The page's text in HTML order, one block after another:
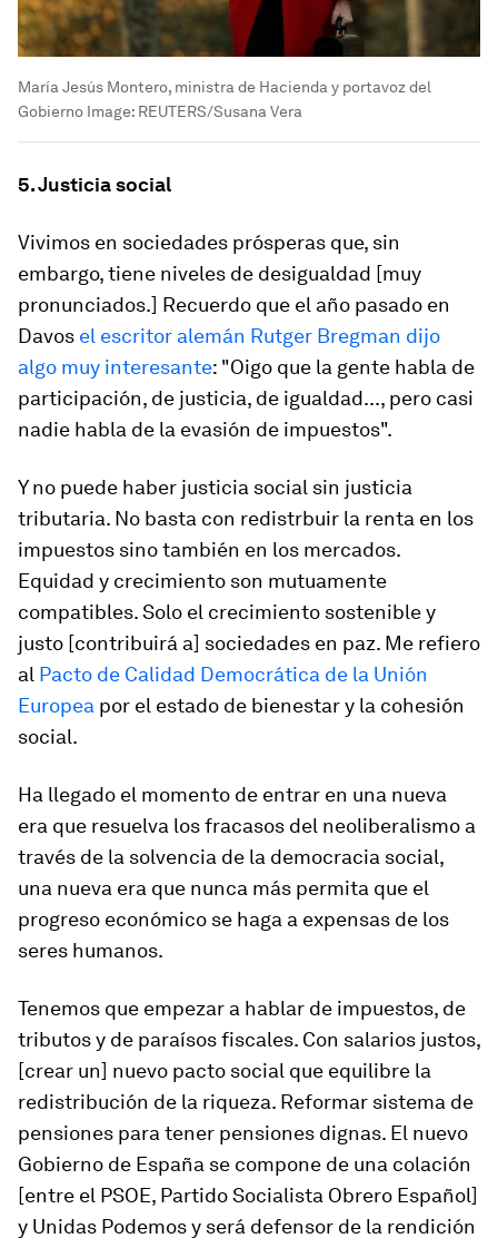
María Jesús Montero, ministra de Hacienda y portavoz del
Gobierno Image: REUTERS/Susana Vera
5. Justicia social
Vivimos en sociedades prósperas que, sin
embargo, tiene niveles de desigualdad [muy
pronunciados.] Recuerdo que el año pasado en
Davos el escritor alemán Rutger Bregman dijo
algo muy interesante: "Oigo que la gente habla de
participación, de justicia, de igualdad..., pero casi
nadie habla de la evasión de impuestos".
Y no puede haber justicia social sin justicia
tributaria. No basta con redistrbuir la renta en los
impuestos sino también en los mercados.
Equidad y crecimiento son mutuamente
compatibles. Solo el crecimiento sostenible y
justo [contribuirá a] sociedades en paz. Me refiero
al Pacto de Calidad Democrática de la Unión
Europea por el estado de bienestar y la cohesión
social.
Ha llegado el momento de entrar en una nueva
era que resuelva los fracasos del neoliberalismo a
través de la solvencia de la democracia social,
una nueva era que nunca más permita que el
progreso económico se haga a expensas de los
seres humanos.
Tenemos que empezar a hablar de impuestos, de
tributos y de paraísos fiscales. Con salarios justos,
[crear un] nuevo pacto social que equilibre la
redistribución de la riqueza. Reformar sistema de
pensiones para tener pensiones dignas. El nuevo
Gobierno de España se compone de una colación
[entre el PSOE, Partido Socialista Obrero Español]
y Unidas Podemos y será defensor de la rendición